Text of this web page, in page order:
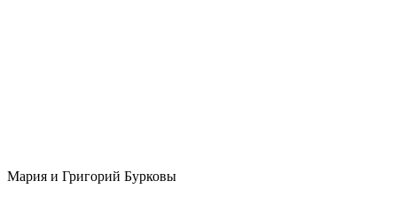
Мария и Григорий Бурковы